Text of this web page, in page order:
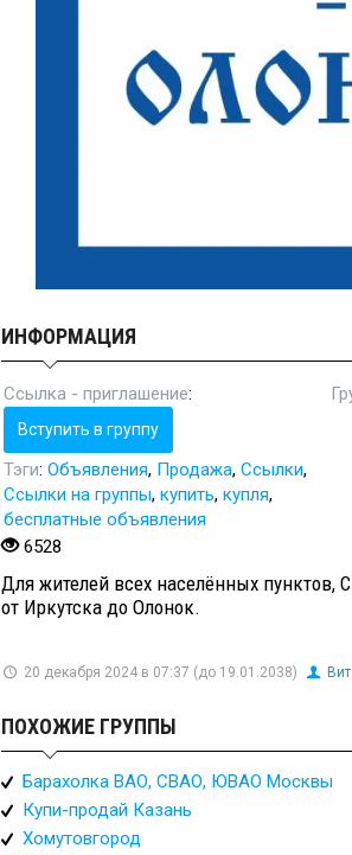
ИНФОРМАЦИЯ
Ссылка - приглашение:
Вступить в группу
Тэги: Объявления, Продажа, Ссылки,
Ссылки на группы, купить, купля,
бесплатные объявления
6528
Для жителей всех населённых пунктов,
от Иркутска до Олонок.
20 декабря 2024 в 07:37 (до 19.01.2038)
ПОХОЖИЕ ГРУППЫ
Барахолка ВАО, СВАО, ЮВАО Москвы
Купи-продай Казань
Хомутовгород